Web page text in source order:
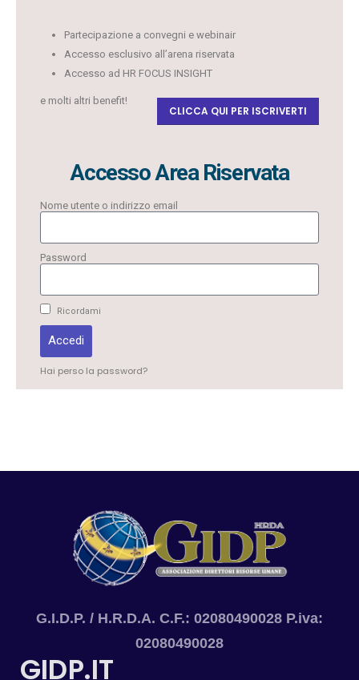
Partecipazione a convegni e webinair
Accesso esclusivo all’arena riservata
Accesso ad HR FOCUS INSIGHT
e molti altri benefit!
CLICCA QUI PER ISCRIVERTI
Accesso Area Riservata
Nome utente o indirizzo email
Password
Ricordami
Accedi
Hai perso la password?
G.I.D.P. / H.R.D.A. C.F.: 02080490028 P.iva:
02080490028
GIDP.IT